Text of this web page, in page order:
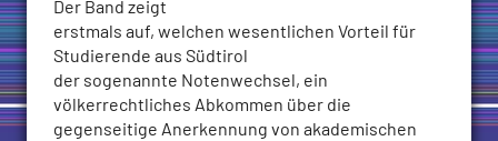
Der Band zeigt
erstmals auf, welchen wesentlichen Vorteil für
Studierende aus Südtirol
der sogenannte Notenwechsel, ein
völkerrechtliches Abkommen über die
gegenseitige Anerkennung von akademischen